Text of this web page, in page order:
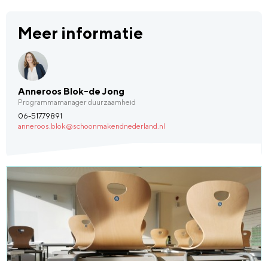
Meer informatie
Anneroos Blok-de Jong
Programmamanager duurzaamheid
06-51779891
anneroos.blok@schoonmakendnederland.nl